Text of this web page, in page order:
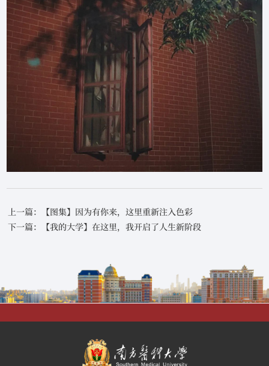
上一篇：【图集】因为有你来，这里重新注入色彩
下一篇：【我的大学】在这里，我开启了人生新阶段